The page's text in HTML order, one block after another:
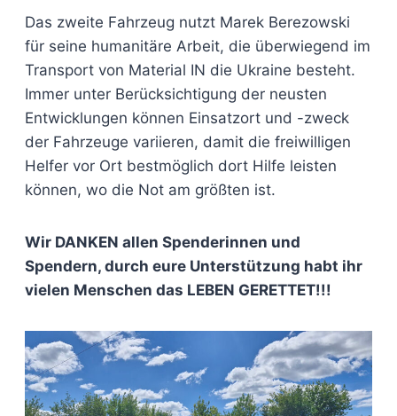
Das zweite Fahrzeug nutzt Marek Berezowski
für seine humanitäre Arbeit, die überwiegend im
Transport von Material IN die Ukraine besteht.
Immer unter Berücksichtigung der neusten
Entwicklungen können Einsatzort und -zweck
der Fahrzeuge variieren, damit die freiwilligen
Helfer vor Ort bestmöglich dort Hilfe leisten
können, wo die Not am größten ist.
Wir DANKEN allen Spenderinnen und
Spendern, durch eure Unterstützung habt ihr
vielen Menschen das LEBEN GERETTET!!!